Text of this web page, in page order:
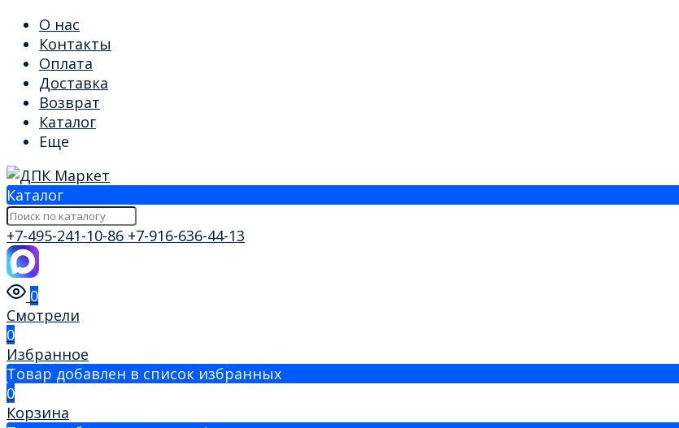
О нас
Контакты
Оплата
Доставка
Возврат
Каталог
Еще
Каталог
+7-495-241-10-86 +7-916-636-44-13
0
Смотрели
0
Избранное
Товар добавлен в список избранных
0
Корзина